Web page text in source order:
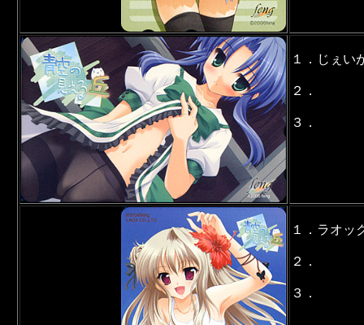
１．じぇい
２．
３．
１．ラオッ
２．
３．